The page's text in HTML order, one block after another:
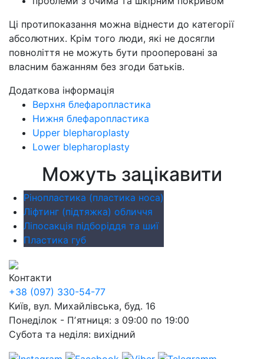
Ці протипоказання можна віднести до категорії
абсолютних. Крім того люди, які не досягли
повноліття не можуть бути прооперовані за
власним бажанням без згоди батьків.
Додаткова інформація
Верхня блефаропластика
Нижня блефаропластика
Upper blepharoplasty
Lower blepharoplasty
Можуть зацікавити
Рінопластика (пластика носа)
Ліфтинг (підтяжка) обличчя
Ліпосакція підборіддя та шиї
Пластика губ
Контакти
+38 (097) 330-54-77
Київ, вул. Михайлівська, буд. 16
Понеділок - Пʼятниця: з 09:00 по 19:00
Субота та неділя: вихідний